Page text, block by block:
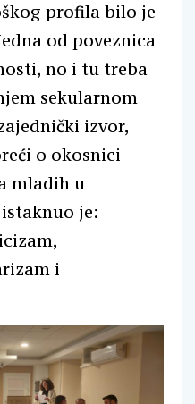
profila bilo je
od poveznica
no i tu treba
sekularnom
izvor,
o okosnici
mladih u
je:
i